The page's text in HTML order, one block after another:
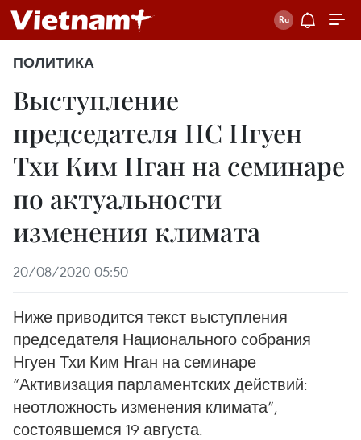
ПОЛИТИКА
Выступление
председателя НС Нгуен
Тхи Ким Нган на семинаре
по актуальности
изменения климата
20/08/2020 05:50
Ниже приводится текст выступления
председателя Национального собрания
Нгуен Тхи Ким Нган на семинаре
“Активизация парламентских действий:
неотложность изменения климата”,
состоявшемся 19 августа.